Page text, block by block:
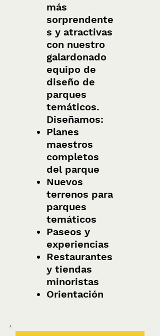
más
sorprendente
s y atractivas
con nuestro
galardonado
equipo de
diseño de
parques
temáticos.
Diseñamos:
Planes
maestros
completos
del parque
Nuevos
terrenos para
parques
temáticos
Paseos y
experiencias
Restaurantes
y tiendas
minoristas
Orientación